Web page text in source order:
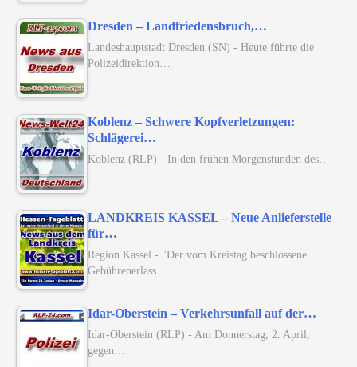
Dresden – Landfriedensbruch,…
Landeshauptstadt Dresden (SN) - Heute führte die
Polizeidirektion…
Koblenz – Schwere Kopfverletzungen:
Schlägerei…
Koblenz (RLP) - In den frühen Morgenstunden des…
LANDKREIS KASSEL – Neue Anlieferstelle
für…
Region Kassel - "Der vom Kreistag beschlossene
Gebührenerlass…
Idar-Oberstein – Verkehrsunfall auf der…
Idar-Oberstein (RLP) - Am Donnerstag, 2. April,
gegen…